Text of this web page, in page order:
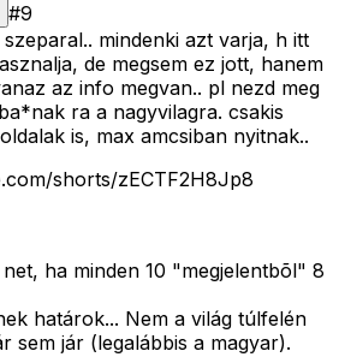
#9
mindenki azt varja, h itt
de megsem ez jott, hanem
az info megvan.. pl nezd meg
ra a nagyvilagra. csakis
is, max amcsiban nyitnak..
shorts/zECTF2H8Jp8
ha minden 10 "megjelentbõl" 8
határok... Nem a világ túlfelén
sem jár (legalábbis a magyar).